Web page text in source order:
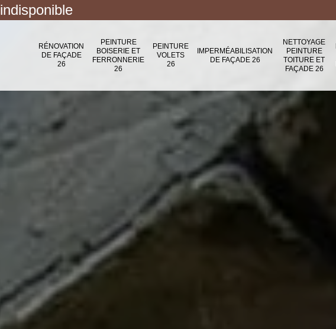
indisponible
RÉNOVATION
DE FAÇADE
26
PEINTURE
BOISERIE ET
FERRONNERIE
26
PEINTURE
VOLETS
26
IMPERMÉABILISATION
DE FAÇADE 26
NETTOYAGE
PEINTURE
TOITURE ET
FAÇADE 26